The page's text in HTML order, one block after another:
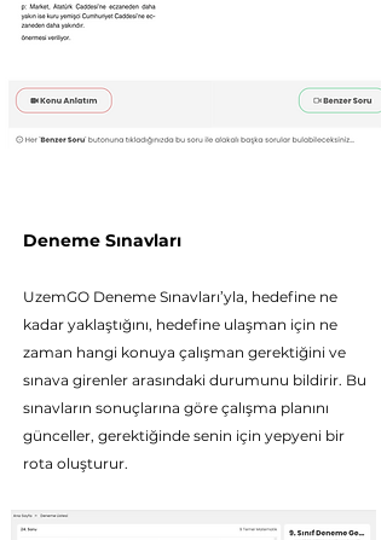
Deneme Sınavları
UzemGO Deneme Sınavları’yla, hedefine ne
kadar yaklaştığını, hedefine ulaşman için ne
zaman hangi konuya çalışman gerektiğini ve
sınava girenler arasındaki durumunu bildirir. Bu
sınavların sonuçlarına göre çalışma planını
günceller, gerektiğinde senin için yepyeni bir
rota oluşturur.